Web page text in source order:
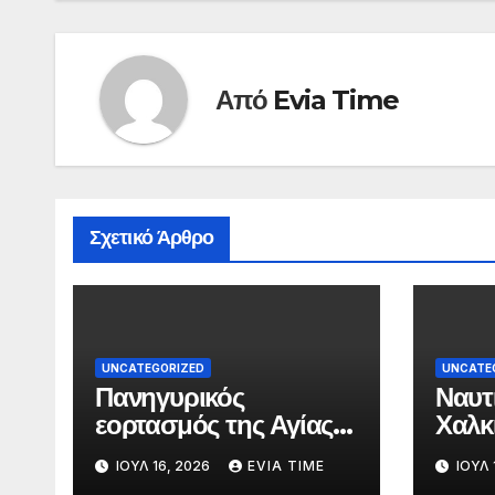
Από Evia Time
Σχετικό Άρθρο
UNCATEGORIZED
Πανηγυρικός
εορτασμός της Αγίας
Παρασκευής στη
Χαλκίδα τις 25 και 26
ΙΟΎΛ 16, 2026 EVIA TIME ΙΟΎΛ